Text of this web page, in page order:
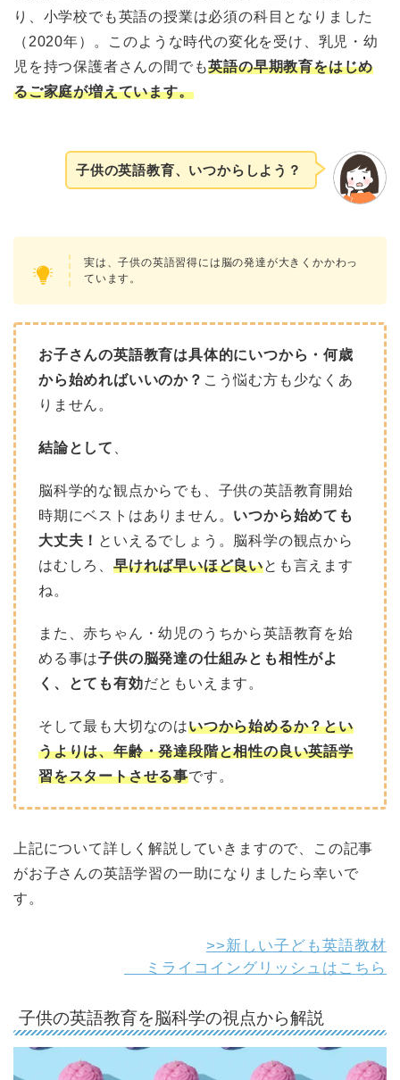
り、小学校でも英語の授業は必須の科目となりました
（2020年） 。 このような時代の変化を受け、乳児・幼
児を持つ保護者さんの間でも英語の早期教育をはじめ
るご家庭が増えています。
子供の英語教育、いつからしよう？
実は、子供の英語習得には脳の発達が大きくかかわっ
ています。
お子さんの英語教育は具体的にいつから・何歳
から始めればいいのか？ こう悩む方も少なくあ
りません。
結論として 、
脳科学的な観点からでも、子供の英語教育開始
時期にベストはありません。 いつから始めても
大丈夫！ といえるでしょう。脳科学の観点から
はむしろ、 早ければ早いほど良いとも言えます
ね。
また、赤ちゃん・幼児のうちから英語教育を始
める事は子供の脳発達の仕組みとも相性がよ
く、とても有効だともいえます。
そして最も大切なのはいつから始めるか？とい
うよりは、年齢・発達段階と相性の良い英語学
習をスタートさせる事です。
上記について詳しく解説していきますので、この記事
がお子さんの英語学習の一助になりましたら幸いで
す。
>>新しい子ども英語教材
ミライコイングリッシュはこちら
子供の英語教育を脳科学の視点から解説